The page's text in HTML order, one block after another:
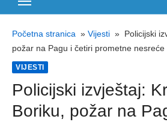
Početna stranica » Vijesti » Policijski
požar na Pagu i četiri prometne nesreće
VIJESTI
Policijski izvještaj:
Boriku, požar na